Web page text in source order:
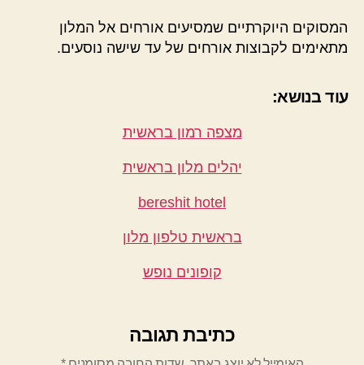
המסוקים היוקרתיים שמסיעים אורחים אל המלון
מתאימים לקבוצות אורחים של עד שישה נוסעים.
עוד בנושא:
מצפה רמון בראשית
יהלים מלון בראשית
bereshit hotel
בראשית טלפון מלון
קופונים נופש
כתיבת תגובה